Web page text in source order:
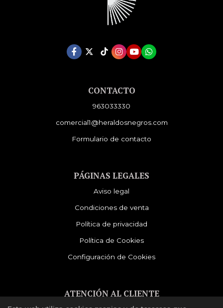
CONTACTO
963033330
comercial1@heraldosnegros.com
Formulario de contacto
PÁGINAS LEGALES
Aviso legal
Condiciones de venta
Política de privacidad
Política de Cookies
Configuración de Cookies
ATENCIÓN AL CLIENTE